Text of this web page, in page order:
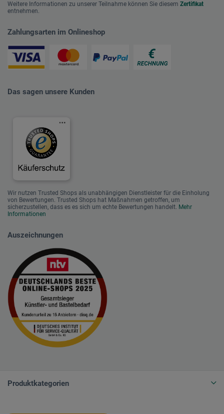
Weitere Informationen zu unserer Teilnahme können Sie diesem Zertifikat
entnehmen.
Zahlungsarten im Onlineshop
Das sagen unsere Kunden
Wir nutzen Trusted Shops als unabhängigen Dienstleister für die Einholung
von Bewertungen. Trusted Shops hat Maßnahmen getroffen, um
sicherzustellen, dass es es sich um echte Bewertungen handelt. Mehr
Informationen
Auszeichnungen
Produktkategorien